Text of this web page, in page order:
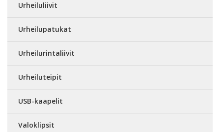
Urheiluliivit
Urheilupatukat
Urheilurintaliivit
Urheiluteipit
USB-kaapelit
Valoklipsit